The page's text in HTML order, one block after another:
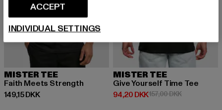
MISTER TEE
Faith Meets Strength
149,15 DKK
Nuværende pris: 149,15 DKK
MISTER TEE
Give Yourself Time Tee
94,20 DKK
Nuværende pris: 94,20 DKK
157,00 DKK
ACCEPT
INDIVIDUAL SETTINGS